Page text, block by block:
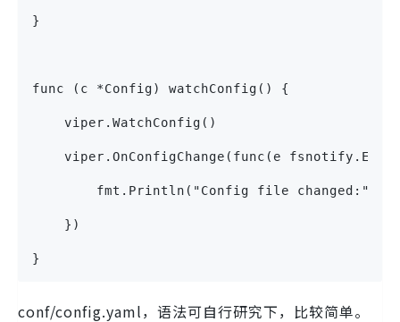
}
func (c *Config) watchConfig() {
    viper.WatchConfig()
viper.OnConfigChange(func(e
fmt.Println("Config file changed:",
    })
}
conf/config.yaml，语法可自行研究下，比较简单。